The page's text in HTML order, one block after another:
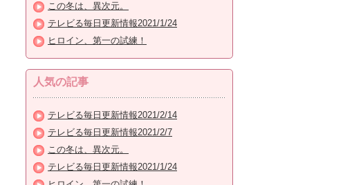
この冬は、異次元。
テレビる毎日更新情報2021/1/24
ヒロイン、第一の試練！
人気の記事
テレビる毎日更新情報2021/2/14
テレビる毎日更新情報2021/2/7
この冬は、異次元。
テレビる毎日更新情報2021/1/24